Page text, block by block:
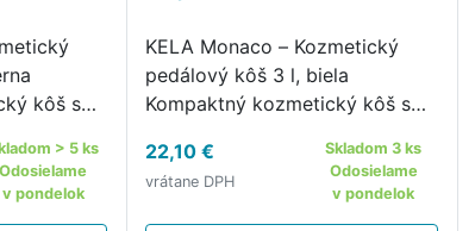
kôš s
pedálový
čiernej
> 5 ks
Odosielame
v pondelok
KELA Monaco – Kozmetický
pedálový kôš 3 l, biela
Kompaktný kozmetický kôš s
povrchom Kozmetický pedálový
kôš KELA Monaco 3 lv bielej
farbe je praktickým doplnkom
22,10 €
vrátane DPH
Skladom 3 ks
Odosielame
v pondelok